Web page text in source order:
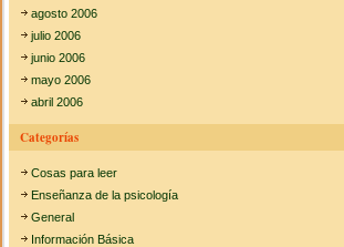
agosto 2006
julio 2006
junio 2006
mayo 2006
abril 2006
Categorías
Cosas para leer
Enseñanza de la psicología
General
Información Básica